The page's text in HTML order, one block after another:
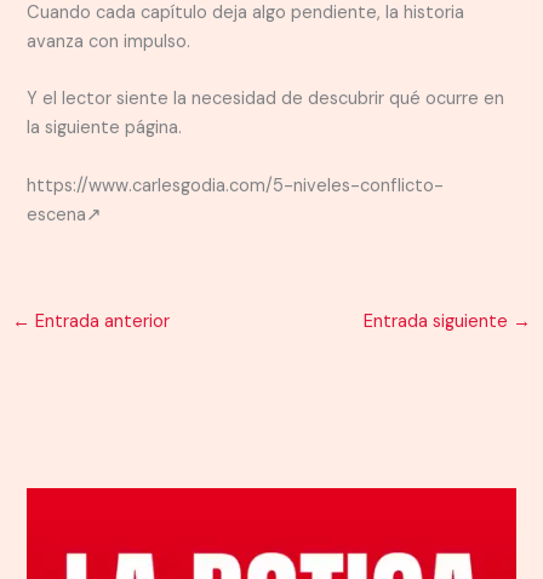
Cuando cada capítulo deja algo pendiente, la historia
avanza con impulso.
Y el lector siente la necesidad de descubrir qué ocurre en
la siguiente página.
https://www.carlesgodia.com/5-niveles-conflicto-
escena↗
← Entrada anterior Entrada siguiente →